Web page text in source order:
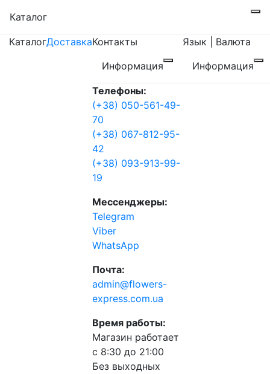
Каталог
КаталогДоставкаКонтакты
Информация
Телефоны:
(+38) 050-561-49-
70
(+38) 067-812-95-
42
(+38) 093-913-99-
19
Мессенджеры:
Telegram
Viber
WhatsApp
Почта:
admin@flowers-
express.com.ua
Время работы:
Магазин работает
с 8:30 до 21:00
Без выходных
Язык | Валюта
Информация